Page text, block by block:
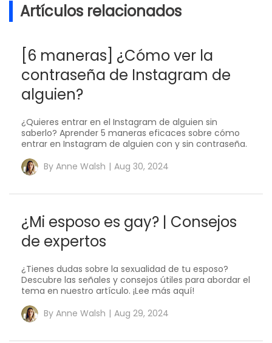
Artículos relacionados
[6 maneras] ¿Cómo ver la
contraseña de Instagram de
alguien?
¿Quieres entrar en el Instagram de alguien sin
saberlo? Aprender 5 maneras eficaces sobre cómo
entrar en Instagram de alguien con y sin contraseña.
By Anne Walsh | Aug 30, 2024
¿Mi esposo es gay? | Consejos
de expertos
¿Tienes dudas sobre la sexualidad de tu esposo?
Descubre las señales y consejos útiles para abordar el
tema en nuestro artículo. ¡Lee más aquí!
By Anne Walsh | Aug 29, 2024